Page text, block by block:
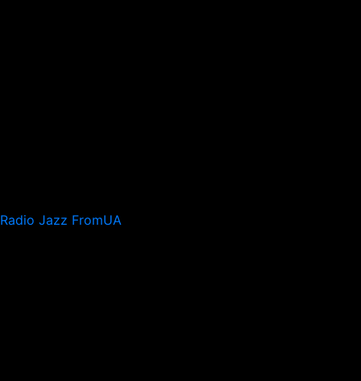
Radio Jazz FromUA